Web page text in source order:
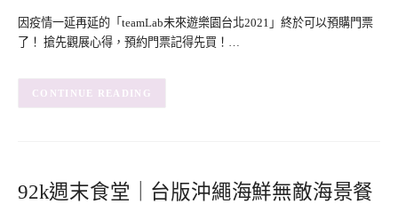
因疫情一延再延的「teamLab未來遊樂園台北2021」終於可以預購門票
了！ 搶先觀展心得，預約門票記得先買！…
CONTINUE READING
92k週末食堂｜台版沖繩海鮮無敵海景餐